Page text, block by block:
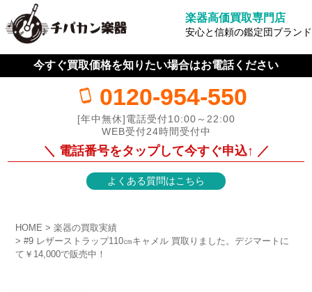
楽器高価買取専門店
安心と信頼の鑑定団ブランド
今すぐ買取価格を知りたい場合はお電話ください
0120-954-550
[年中無休]電話受付10:00～22:00
WEB受付24時間受付中
＼ 電話番号をタップして今すぐ申込↑ ／
よくある質問はこちら
HOME
楽器の買取実績
#9 レザーストラップ110㎝キャメル 買取りました。デジマートに
て￥14,000で販売中！